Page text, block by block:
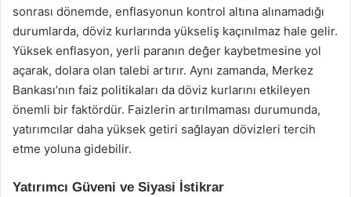
sonrası dönemde, enflasyonun kontrol altına alınamadığı
durumlarda, döviz kurlarında yükseliş kaçınılmaz hale gelir.
Yüksek enflasyon, yerli paranın değer kaybetmesine yol
açarak, dolara olan talebi artırır. Aynı zamanda, Merkez
Bankası’nın faiz politikaları da döviz kurlarını etkileyen
önemli bir faktördür. Faizlerin artırılmaması durumunda,
yatırımcılar daha yüksek getiri sağlayan dövizleri tercih
etme yoluna gidebilir.
Yatırımcı Güveni ve Siyasi İstikrar